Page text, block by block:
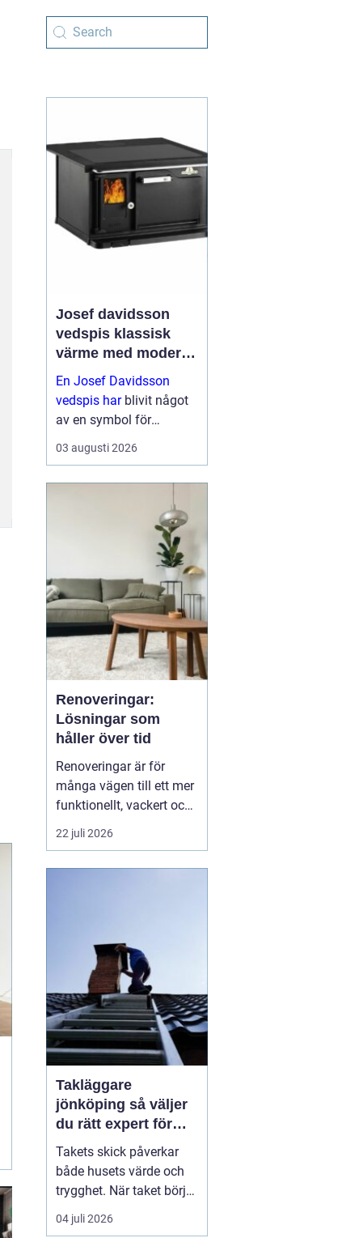
Josef davidsson
vedspis klassisk
värme med modern
funktion
En Josef Davidsson
vedspis harblivit något
av en symbol för
kombinationen av
traditionellt hantverk och
energieffektivitet. Stilen
03 augusti 2026
Renoveringar:
Lösningar som
håller över tid
Renoveringar är för
många vägen till ett mer
funktionellt, vackert och
värdefullt hem. Med rätt
planering, smarta
22 juli 2026
Takläggare
jönköping så väljer
du rätt expert för
ditt tak
Takets skick påverkar
både husets värde och
trygghet. När taket börjar
bli slitet handlar det inte
bara om utseende, utan
04 juli 2026